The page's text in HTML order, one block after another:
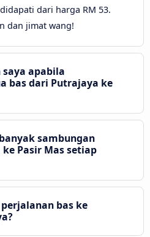
dari harga RM 53.
dan jimat wang!
apabila
bas dari Putrajaya ke
sambungan
Pasir Mas setiap
bas ke